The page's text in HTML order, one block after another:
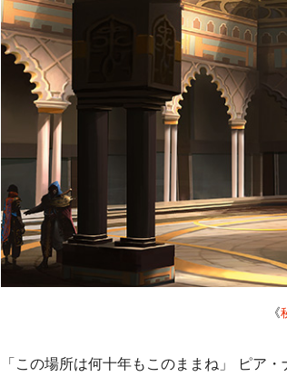
《
「この場所は何十年もこのままね」 ピア